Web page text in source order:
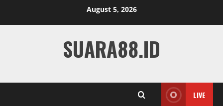
August 5, 2026
SUARA88.ID
LIVE